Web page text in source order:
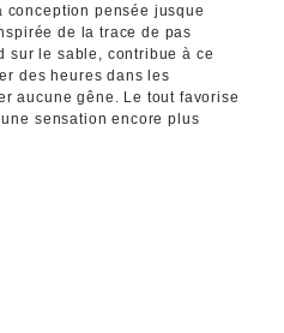
conception pensée jusque
de la trace de pas
sur le sable, contribue à ce
des heures dans les
aucune gêne. Le tout favorise
sensation encore plus